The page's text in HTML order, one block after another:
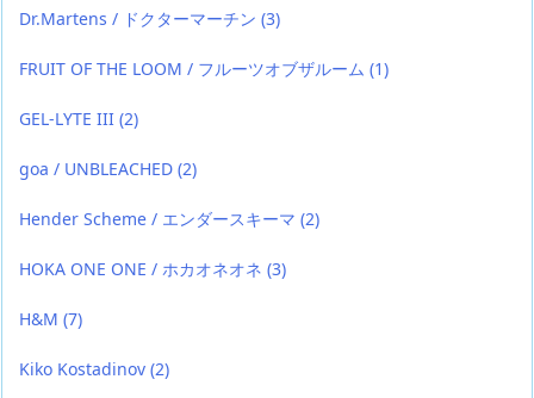
Dr.Martens / ドクターマーチン (3)
FRUIT OF THE LOOM / フルーツオブザルーム (1)
GEL-LYTE III (2)
goa / UNBLEACHED (2)
Hender Scheme / エンダースキーマ (2)
HOKA ONE ONE / ホカオネオネ (3)
H&M (7)
Kiko Kostadinov (2)